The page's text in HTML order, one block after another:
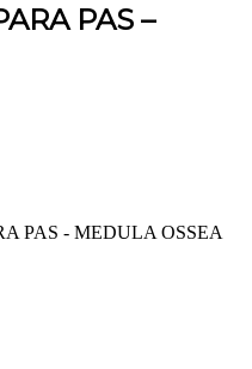
PAS –
PAS - MEDULA OSSEA